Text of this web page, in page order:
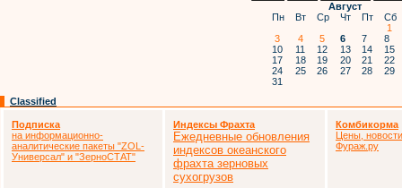
Август
Пн
Вт Ср Чт Пт Сб
1
3
4 5 6 7 8
10
11 12 13 14 15
17
18 19 20 21 22
24
25 26 27 28 29
31
Classified
Подписка
на информационно-
аналитические пакеты "ZOL-
Универсал" и "ЗерноСТАТ"
Индексы Фрахта
Ежедневные обновления
индексов океанского
фрахта зерновых
сухогрузов
Комбикорма
Цены,
Фураж.ру